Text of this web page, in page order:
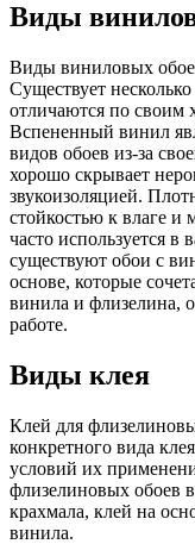
Виды
Виды виниловых
Существует
отличаются по своим
Вспененный винил
видов обоев из-за
хорошо скрывает
звукоизоляцией.
стойкостью к влаге
часто используется
существуют обои с
основе, которые
винила и флизелина,
работе.
Виды клея
Клей для
конкретного вида
условий их
флизелиновых обоев
крахмала, клей на
винила.